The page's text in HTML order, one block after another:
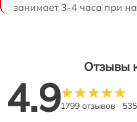
занимает 3-4 часа при
Отзывы
4.91799 отзывов